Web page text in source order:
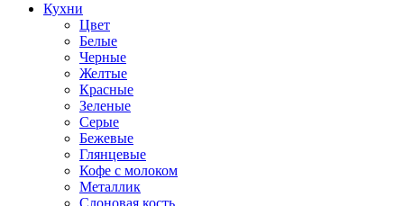
Кухни
Цвет
Белые
Черные
Желтые
Красные
Зеленые
Серые
Бежевые
Глянцевые
Кофе с молоком
Металлик
Слоновая кость